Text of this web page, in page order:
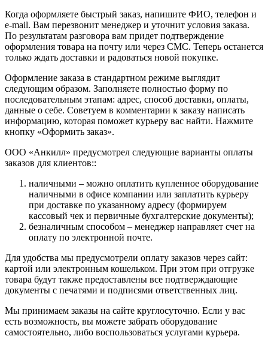
Когда оформляете быстрый заказ, напишите ФИО, телефон и
e-mail. Вам перезвонит менеджер и уточнит условия заказа.
По результатам разговора вам придет подтверждение
оформления товара на почту или через СМС. Теперь останется
только ждать доставки и радоваться новой покупке.
Оформление заказа в стандартном режиме выглядит
следующим образом. Заполняете полностью форму по
последовательным этапам: адрес, способ доставки, оплаты,
данные о себе. Советуем в комментарии к заказу написать
информацию, которая поможет курьеру вас найти. Нажмите
кнопку «Оформить заказ».
ООО «Анкилл» предусмотрел следующие варианты оплаты
заказов для клиентов::
наличными – можно оплатить купленное оборудование
наличными в офисе компании или заплатить курьеру
при доставке по указанному адресу (формируем
кассовый чек и первичные бухгалтерские документы);
безналичным способом – менеджер направляет счет на
оплату по электронной почте.
Для удобства мы предусмотрели оплату заказов через сайт:
картой или электронным кошельком. При этом при отгрузке
товара будут также предоставлены все подтверждающие
документы с печатями и подписями ответственных лиц.
Мы принимаем заказы на сайте круглосуточно. Если у вас
есть возможность, вы можете забрать оборудование
самостоятельно, либо воспользоваться услугами курьера.